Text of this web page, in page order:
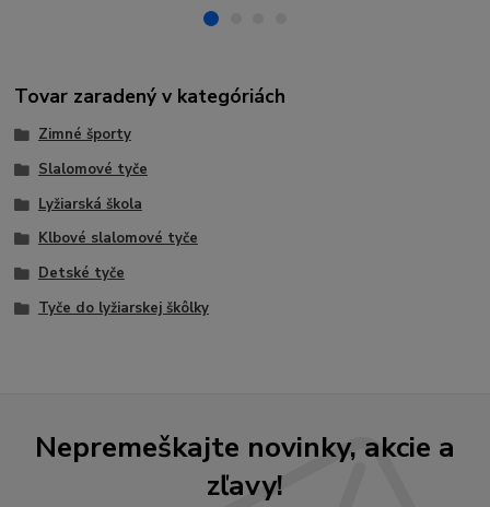
Tovar zaradený v kategóriách
Zimné športy
Slalomové tyče
Lyžiarská škola
Klbové slalomové tyče
Detské tyče
Tyče do lyžiarskej škôlky
Nepremeškajte novinky, akcie a
zľavy!